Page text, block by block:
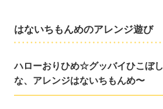
はないちもんめのアレンジ遊び
ハローおりひめ☆グッバイひこぼ
な、アレンジはないちもんめ〜